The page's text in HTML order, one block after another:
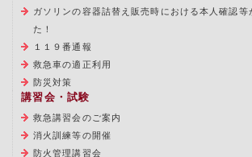
ガソリンの容器詰替え販売時における本人確認等
た！
１１９番通報
救急車の適正利用
防災対策
講習会・試験
救急講習会のご案内
消火訓練等の開催
防火管理講習会